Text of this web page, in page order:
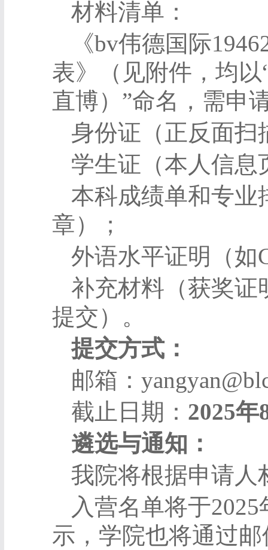
材料清单：
《bv伟德国际1946
表》（见附件，均以
直博）”命名，需申
身份证（正反面扫
学生证（本人信息
本科成绩单和专业
章）；
外语水平证明（如
补充材料（获奖证
提交）。
提交方式：
邮箱：
截止日期： 2025年
遴选与通知：
我院将根据申请人
入营名单将于2025
示，学院也将通过